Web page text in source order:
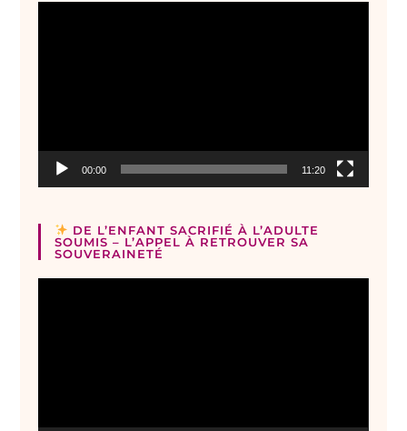
00:00 11:20
DE L’ENFANT SACRIFIÉ À L’ADULTE
SOUMIS – L’APPEL À RETROUVER SA
SOUVERAINETÉ